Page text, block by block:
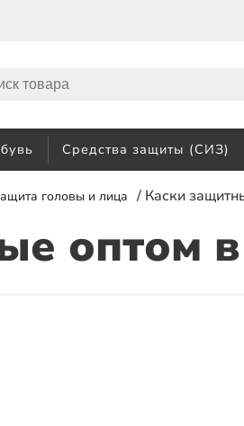
Средства защиты (СИЗ)
головы и лица / Каски
оптом